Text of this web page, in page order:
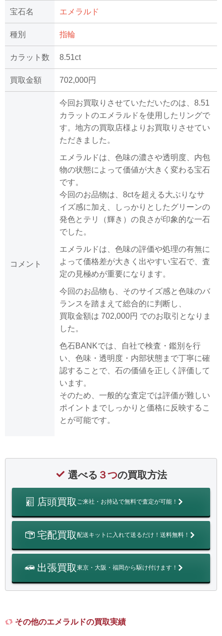
宝石名 エメラルド
種別 指輪
カラット数 8.51ct
買取金額 702,000円
コメント
今回お買取りさせていただいたのは、8.51
カラットのエメラルドを使用したリングで
す。地方の買取店様よりお買取りさせてい
ただきました。
エメラルドは、色味の濃さや透明度、内包
物の状態によって価値が大きく変わる宝石
です。
今回のお品物は、8ctを超える大ぶりなサ
イズ感に加え、しっかりとしたグリーンの
発色とテリ（輝き）の良さが印象的な一石
でした。
エメラルドは、色味の評価や処理の有無に
よって価格差が大きく出やすい宝石で、査
定の見極めが重要になります。
今回のお品物も、そのサイズ感と色味のバ
ランスを踏まえて総合的に判断し、
買取金額は 702,000円 でのお取引となりま
した。
色石BANKでは、自社で検査・鑑別を行
い、色味・透明度・内部状態まで丁寧に確
認することで、石の価値を正しく評価して
います。
そのため、一般的な査定では評価が難しい
ポイントまでしっかりと価格に反映するこ
とが可能です。
選べる ３つの買取方法
店頭買取 ご来社・お持込で無料で査定が可能！
宅配買取配送キットに入れて送るだけ！送料無料！
出張買取東京・大阪・福岡から駆け付けます！
その他のエメラルドの買取実績